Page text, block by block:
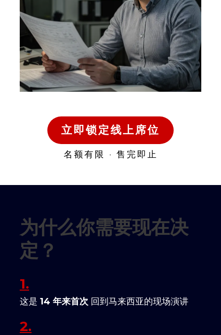
立即锁定线上席位
名额有限 · 售完即止
为什么你需要现在决
定？
1.
这是 14 年来首次 回到马来西亚的现场演讲
2.